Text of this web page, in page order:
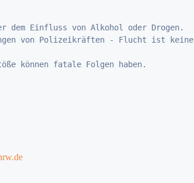
dem Einfluss von Alkohol oder Drogen.
von Polizeikräften - Flucht ist keine
können fatale Folgen haben.